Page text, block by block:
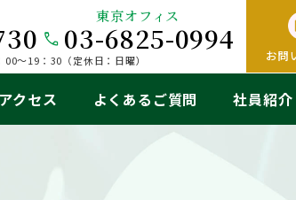
東京オフィス
03-6825-0994
00～19：30（定休日：日曜） お問
クセス よくあるご質問 社員紹介